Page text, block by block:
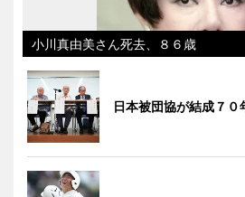
小川真由美さん死去、８６歳
日本被団協が結成７０